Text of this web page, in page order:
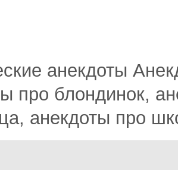
анекдоты
про блондинок,
анекдоты про